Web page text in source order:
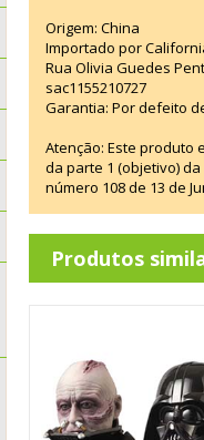
Origem: China
Importado por
Rua Olivia Guedes
sac1155210727
Garantia: Por defeito
Atenção: Este produto
da parte 1 (objetivo)
número 108 de 13 de
Produtos